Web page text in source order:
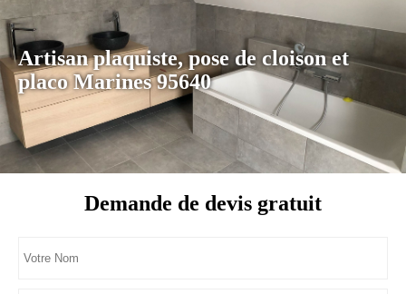
Artisan plaquiste, pose de cloison et
placo Marines 95640
Demande de devis gratuit